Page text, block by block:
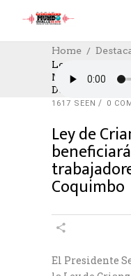
Home
Ley De Crianza
Más De 32 Mil
De Coquimbo
DESTACADOS
24/07/2020
1617 SEEN
0
Ley de
Coquimbo
El Presidente